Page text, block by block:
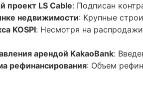
проект LS Cable: Подписан
недвижимости: Крупные
KOSPI: Несмотря на
арендой KakaoBank:
рефинансирования: Объем